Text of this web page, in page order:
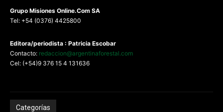
Grupo Misiones Online.Com SA
Tel: +54 (0376) 4425800
Editora/periodista : Patricia Escobar
Contacto: redaccion@argentinaforestal.com
Cel: (+54)9 376 15 4 131636
Categorías